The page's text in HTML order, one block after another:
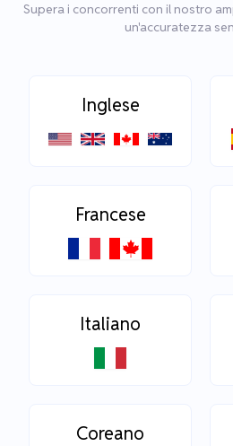
Supera i concorrenti con il nostro
un'accuratezza
Inglese
Francese
Italiano
Coreano